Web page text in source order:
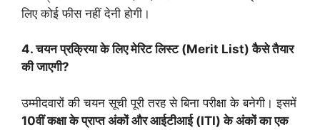
लिए कोई फीस नहीं देनी होगी।
4. चयन प्रक्रिया के लिए मेरिट लिस्ट (Merit List) कैसे तैयार
की जाएगी?
उम्मीदवारों की चयन सूची पूरी तरह से बिना परीक्षा के बनेगी। इसमें
10वीं कक्षा के प्राप्त अंकों और आईटीआई (ITI) के अंकों का एक